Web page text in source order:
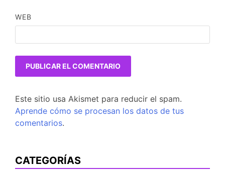
WEB
Este sitio usa Akismet para reducir el spam.
Aprende cómo se procesan los datos de tus
comentarios.
CATEGORÍAS